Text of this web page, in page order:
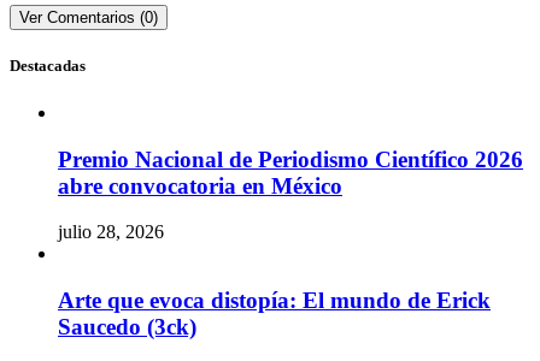
Ver Comentarios (0)
Destacadas
Premio Nacional de Periodismo Científico 2026
abre convocatoria en México
julio 28, 2026
Arte que evoca distopía: El mundo de Erick
Saucedo (3ck)